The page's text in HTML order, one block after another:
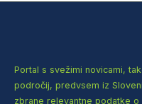
Portal s svežimi novicami,
področij, predvsem iz
zbrane relevantne podatke